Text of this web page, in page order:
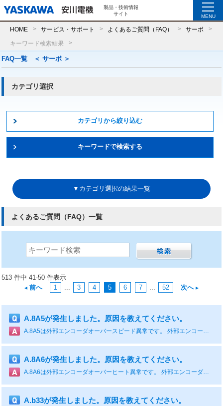
製品・技術情報
サイト
MENU
HOME サービス・サポート よくあるご質問（FAQ） サーボ
キーワード検索結果
FAQ一覧 ＜ サーボ ＞
カテゴリ選択
カテゴリから絞り込む
キーワードで検索する
▼カテゴリ選択の結果一覧
よくあるご質問（FAQ）一覧
513 件中 41-50 件表示
前へ
1 ... 3 4 5 6 7 ... 52 次へ
A.8A5が発生しました。原因を教えてください。
A.8A5は外部エンコーダオーバースピード異常です。 外部エンコーダの最高速度以下で使用してください。 対処方法は、下表を参照ください。 原因 確認方法 対処方法 外部エンコーダからのオーバスピード異常を検出 外部エンコーダの最高速度を確認する。 外部エンコーダの最高速度以下で使用する。
A.8A6が発生しました。原因を教えてください。
A.8A6は外部エンコーダオーバーヒート異常です。 外部エンコーダの故障が考えられます。 対処方法は、下表を参照ください。 原因 確認方法 対処方法 外部エンコーダからのオーバヒート異常を検出 - 外部エンコーダを交換する。
A.b33が発生しました。原因を教えてください。